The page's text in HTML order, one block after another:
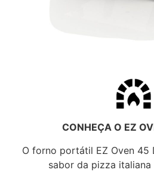
CONHEÇA O EZ
O forno portátil EZ Oven 45
sabor da pizza italiana